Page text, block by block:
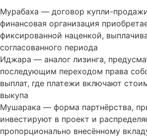
Мурабаха — договор купли-
финансовая организация
фиксированной наценкой,
согласованного периода
Иджара — аналог лизинга,
последующим переходом права
выплат, где платежи включают
выкупа
Мушарака — форма партнёрства,
инвестируют в проект и
пропорционально внесённому